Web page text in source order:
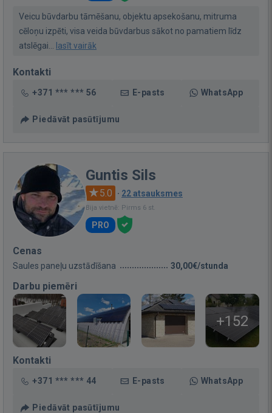
Veicu būvdarbu tāmēšanu, objektu apsekošanu, mitruma
cēloņu izpēti, visa veida būvdarbus sākot no pamatiem līdz
atslēgai...
lasīt vairāk
Kontakti
+371 *** *** 56 E-pasts WhatsApp
Piedāvāt pasūtījumu
Guntis Sils
5.0 · 22 atsauksmes
Bija vietnē: Pirms 6 st.
PRO
Cenas
Saules paneļu uzstādīšana 30,00€/stunda
Darbu piemēri
+152
Kontakti
+371 *** *** 44 E-pasts WhatsApp
Piedāvāt pasūtījumu